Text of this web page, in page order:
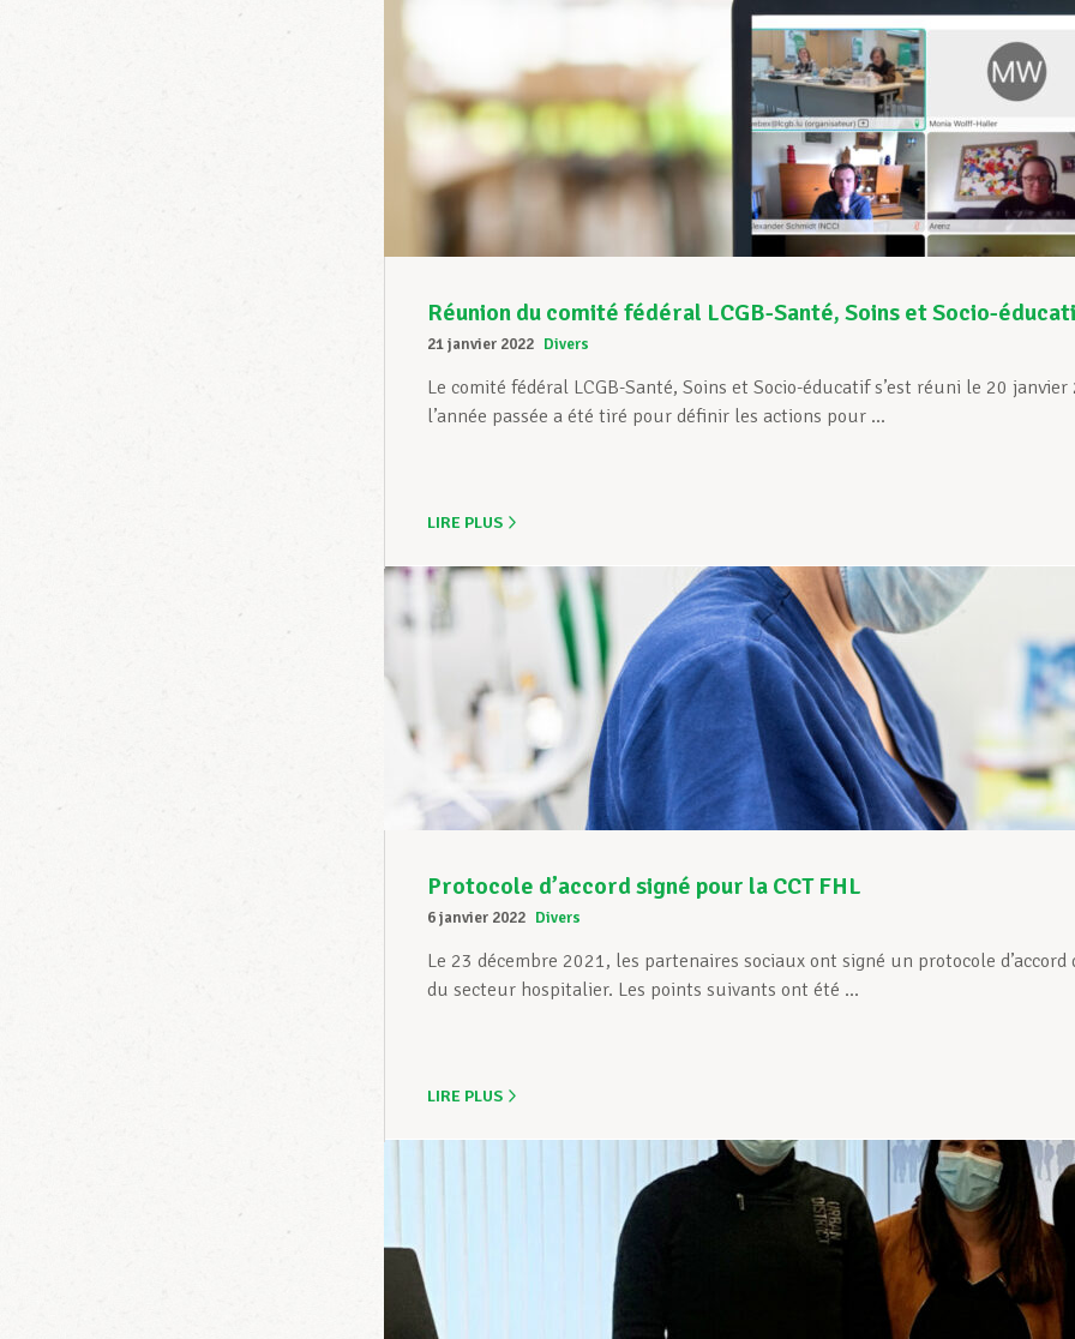
Réunion du comité fédéral LCGB-Santé, Soins et Socio-
21 janvier 2022 Divers
Le comité fédéral LCGB-Santé, Soins et Socio-éducatif s’est réuni le 20
l’année passée a été tiré pour définir les actions pour ...
LIRE PLUS
Protocole d’accord signé pour la CCT FHL
6 janvier 2022 Divers
Le 23 décembre 2021, les partenaires sociaux ont signé un protocole
du secteur hospitalier. Les points suivants ont été ...
LIRE PLUS